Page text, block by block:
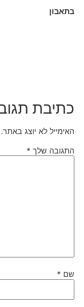
בתאבון
כתיבת
האימייל לא יוצג באתר.
התגובה שלך*
שם*